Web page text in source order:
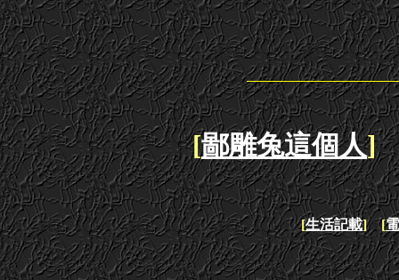
[鄙雕兔這個人]
[生活記載] [